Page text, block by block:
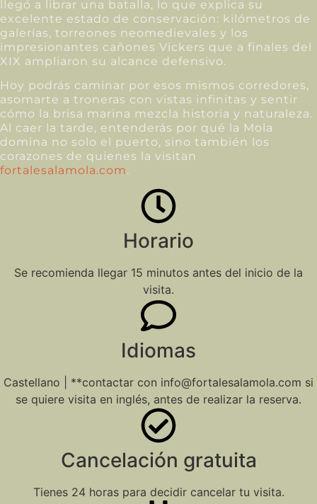
llegó a librar una batalla, lo que explica su
excelente estado de conservación: kilómetros de
galerías, torreones neomedievales y los
impresionantes cañones Vickers que a finales del
XIX ampliaron su alcance defensivo.
Hoy podrás caminar por esos mismos corredores,
asomarte a troneras con vistas infinitas y sentir
cómo la brisa marina mezcla historia y naturaleza.
Al caer la tarde, entenderás por qué la Mola
domina no solo el puerto, sino también los
corazones de quienes la visitan
fortalesalamola.com.
Horario
Se recomienda llegar 15 minutos antes del inicio de la
visita.
Idiomas
Castellano | **contactar con info@fortalesalamola.com si
se quiere visita en inglés, antes de realizar la reserva.
Cancelación gratuita
Tienes 24 horas para decidir cancelar tu visita.